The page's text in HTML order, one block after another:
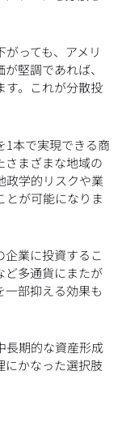
っても、アメリ
堅調であれば、
す。これが分散投
1本で実現できる商
さまざまな地域の
政学的リスクや業
とが可能になりま
業に投資するこ
ど多通貨にまたが
一部抑える効果も
長期的な資産形成
にかなった選択肢